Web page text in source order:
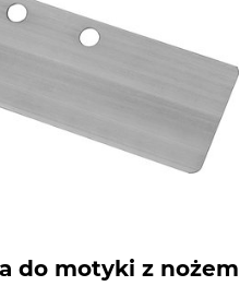
do motyki z nożem